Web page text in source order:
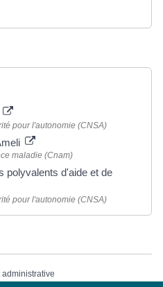
pour l'autonomie (CNSA)
maladie (Cnam)
polyvalents d'aide et de
pour l'autonomie (CNSA)